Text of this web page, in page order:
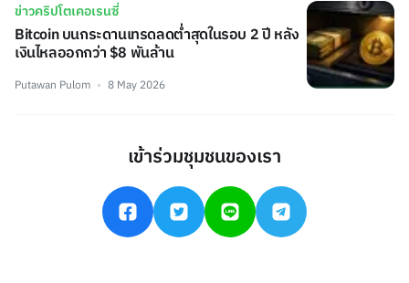
ข่าวคริปโตเคอเรนซี่
Bitcoin บนกระดานเทรดลดต่ำสุดในรอบ 2 ปี หลัง
เงินไหลออกกว่า $8 พันล้าน
Putawan Pulom 8 May 2026
เข้าร่วมชุมชนของเรา